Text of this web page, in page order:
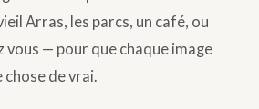
Arras, les parcs, un café, ou
vous — pour que chaque image
de vrai.